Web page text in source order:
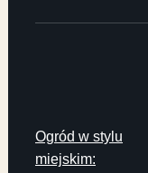
Ogród w stylu
miejskim: